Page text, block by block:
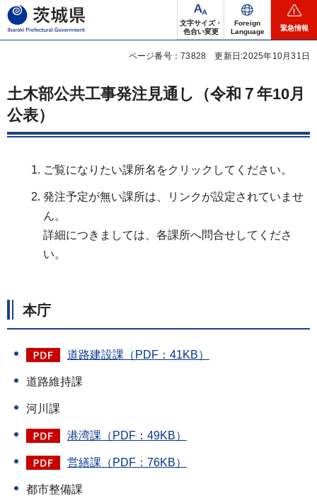
茨城県
文字サイズ・
色合い変更
Foreign
Language
緊急情報
ページ番号：73828 更新日:2025年10月31日
土木部公共工事発注見通し（令和７年10月
公表）
ご覧になりたい課所名をクリックしてください。
発注予定が無い課所は、リンクが設定されていませ
ん。
詳細につきましては、各課所へ問合せしてくださ
い。
本庁
道路建設課（PDF：41KB）
道路維持課
河川課
港湾課（PDF：49KB）
営繕課（PDF：76KB）
都市整備課